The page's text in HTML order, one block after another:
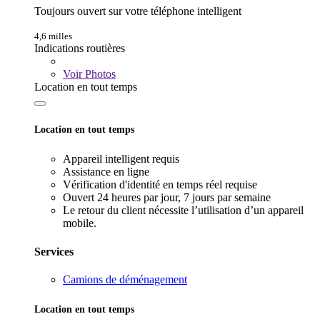
Toujours ouvert sur votre téléphone intelligent
4,6 milles
Indications routières
VoirPhotos
Location en tout temps
Location en tout temps
Appareil intelligent requis
Assistance en ligne
Vérification d'identité en temps réel requise
Ouvert 24 heures par jour, 7 jours par semaine
Le retour du client nécessite l’utilisation d’un appareil
mobile.
Services
Camions de déménagement
Location en tout temps